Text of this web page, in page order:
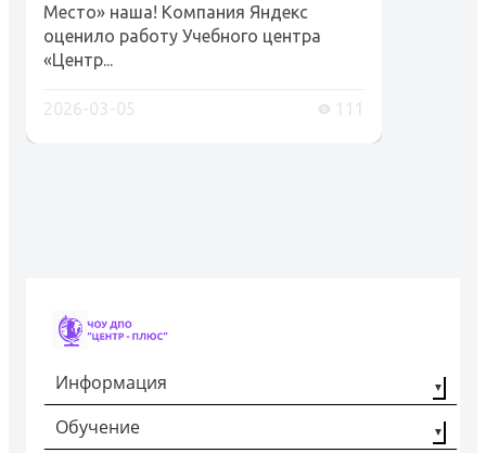
Место» наша! Компания Яндекс
оценило работу Учебного центра
«Центр...
2026-03-05 111
Информация
О компании
Обучение